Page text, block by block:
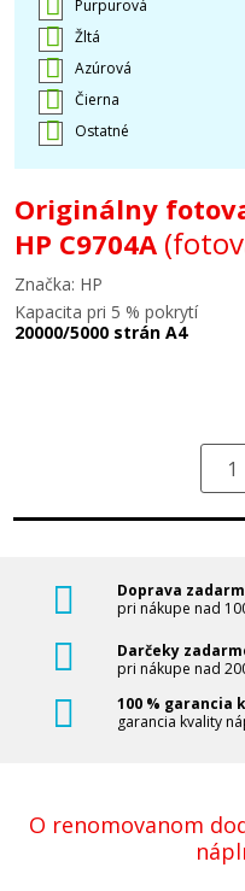
Purpurová
Žltá
Azúrová
Čierna
Ostatné
Originálny
HP C9704A
Značka: HP
Kapacita pri 5 % pokrytí
20000/5000 strán A4
Doprava
pri nákupe nad
Darčeky
pri nákupe nad
100 % garancia
garancia kvality
O renomovanom